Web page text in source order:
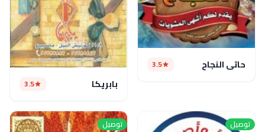
حاتي النجاح 3.5
بابريكا 3.5
توصيل توصيل